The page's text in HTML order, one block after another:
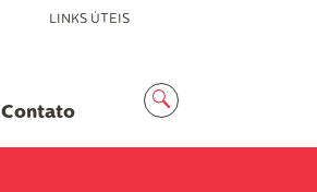
LINKS ÚTEIS
Contato
Busca